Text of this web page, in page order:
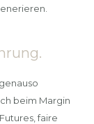
beim Margin
faire